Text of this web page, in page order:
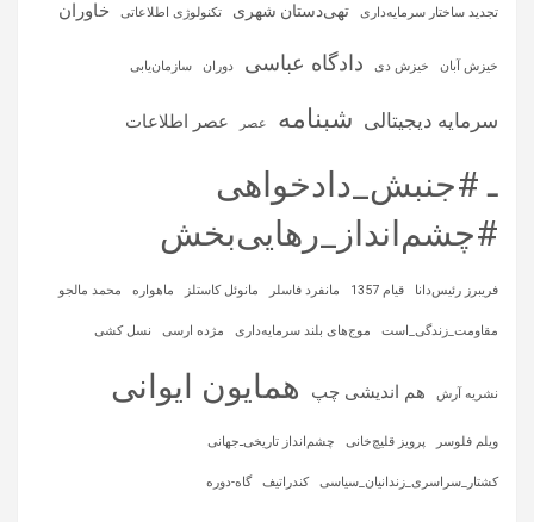
تجدید ساختار سرمایه‌داری تهی‌دستان شهری تکنولوژی اطلاعاتی خاوران
خیزش آبان خیزش دی دادگاه عباسی دوران سازمان‌یابی
سرمایه‌ دیجیتالی شبنامه عصر عصر اطلاعات
ـ #جنبش_دادخواهی
#چشم‌انداز_رهایی‌بخش
فریبرز رئیس‌دانا قیام 1357 مانفرد فاسلر مانوئل کاستلز ماهواره‌ محمد مالجو
مقاومت_زندگی_است موج‌های بلند سرمایه‌داری مژده ارسی نسل کشی
نشریه آرش هم اندیشی چپ همایون ایوانی
ویلم فلوسر پرویز قلیچ‌خانی چشم‌انداز تاریخی‌ـ‌جهانی
کشتار_سراسری_زندانیان_سیاسی کندراتیف گاه-دوره